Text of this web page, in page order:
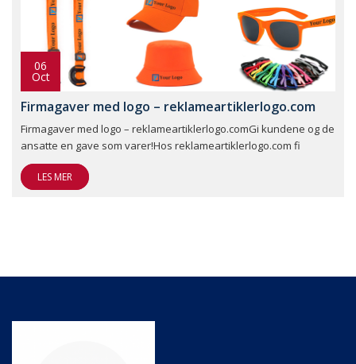
06
Oct
Firmagaver med logo – reklameartiklerlogo.com
Firmagaver med logo – reklameartiklerlogo.comGi kundene og de
ansatte en gave som varer!Hos reklameartiklerlogo.com fi
LES MER